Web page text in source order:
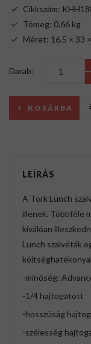
Cikkszám:
Tömeg: 0.66 kg
Méret: 16.5 × 33
Darab:
KOSÁRBA
LEÍRÁS
A Tork Lunch
illenek. Többféle
kiválóan
Lunch szalvéták
-minőség:
-1/4 hajtogatott
-hosszúság
-szélesség